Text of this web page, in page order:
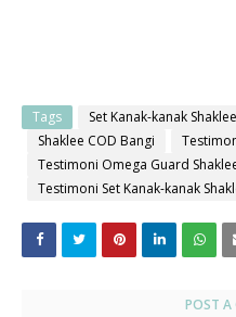
Tags Set Kanak-kanak Shaklee
Shaklee COD Bangi
Testimoni Omega Guard
Testimoni Set Kanak-kanak
POST A